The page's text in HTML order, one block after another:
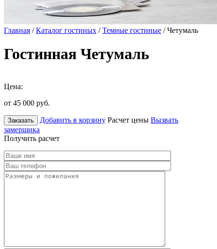
Главная /Каталог гостиных /Темные гостиные / Четумаль
Гостинная Четумаль
Цена:
от 45 000 руб.
Заказать Добавить в корзину Расчет цены Вызвать
замерщика
Получить расчет